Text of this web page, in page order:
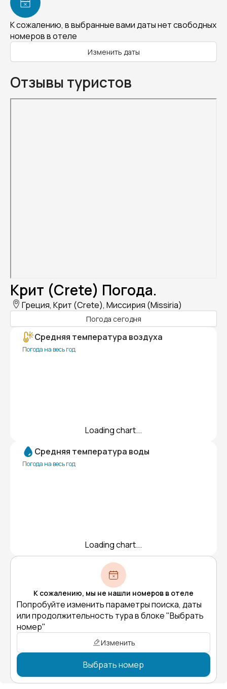
К сожалению, в выбранные вами даты нет свободных
номеров в отеле
Изменить даты
Отзывы туристов
Крит (Crete) Погода.
Греция, Крит (Crete), Миссирия (Missiria)
Погода сегодня
Средняя температура воздуха
Погода на весь год
Loading chart...
Средняя температура воды
Погода на весь год
Loading chart...
К сожалению, мы не нашли номеров в отеле
Попробуйте изменить параметры поиска, даты
или продолжительность тура в блоке "Выбрать
номер"
Изменить
Выбрать номер